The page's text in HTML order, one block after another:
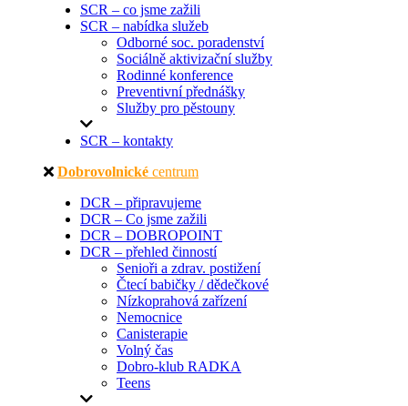
SCR – co jsme zažili
SCR – nabídka služeb
Odborné soc. poradenství
Sociálně aktivizační služby
Rodinné konference
Preventivní přednášky
Služby pro pěstouny
SCR – kontakty
Dobrovolnické centrum
DCR – připravujeme
DCR – Co jsme zažili
DCR – DOBROPOINT
DCR – přehled činností
Senioři a zdrav. postižení
Čtecí babičky / dědečkové
Nízkoprahová zařízení
Nemocnice
Canisterapie
Volný čas
Dobro-klub RADKA
Teens